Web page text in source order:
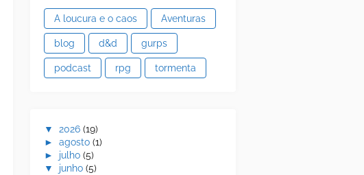
A loucura e o caos Aventuras
blog d&d gurps
podcast rpg tormenta
▼ 2026 (19)
► agosto (1)
► julho (5)
▼
junho (5)